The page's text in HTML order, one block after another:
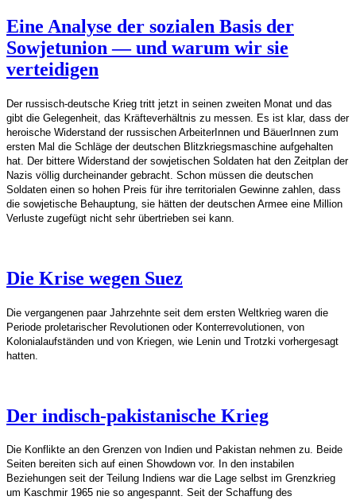
Eine Analyse der sozialen Basis der
Sowjetunion — und warum wir sie
verteidigen
Der russisch-deutsche Krieg tritt jetzt in seinen zweiten Monat und das
gibt die Gelegenheit, das Kräfteverhältnis zu messen. Es ist klar, dass der
heroische Widerstand der russischen ArbeiterInnen und BäuerInnen zum
ersten Mal die Schläge der deutschen Blitzkriegsmaschine aufgehalten
hat. Der bittere Widerstand der sowjetischen Soldaten hat den Zeitplan der
Nazis völlig durcheinander gebracht. Schon müssen die deutschen
Soldaten einen so hohen Preis für ihre territorialen Gewinne zahlen, dass
die sowjetische Behauptung, sie hätten der deutschen Armee eine Million
Verluste zugefügt nicht sehr übertrieben sei kann.
Die Krise wegen Suez
Die vergangenen paar Jahrzehnte seit dem ersten Weltkrieg waren die
Periode proletarischer Revolutionen oder Konterrevolutionen, von
Kolonialaufständen und von Kriegen, wie Lenin und Trotzki vorhergesagt
hatten.
Der indisch-pakistanische Krieg
Die Konflikte an den Grenzen von Indien und Pakistan nehmen zu. Beide
Seiten bereiten sich auf einen Showdown vor. In den instabilen
Beziehungen seit der Teilung Indiens war die Lage selbst im Grenzkrieg
um Kaschmir 1965 nie so angespannt. Seit der Schaffung des